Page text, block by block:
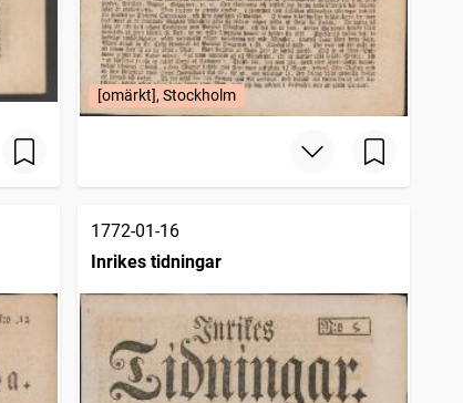
[omärkt], Stockholm
1772-01-16
Inrikes tidningar